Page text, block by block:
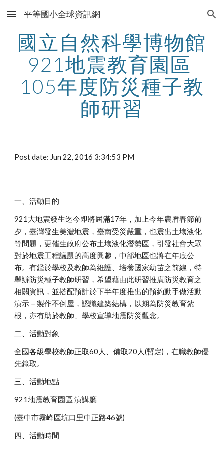
Skip to main content Skip to navigation
平等國小全球資訊網
國立自然科學博物館
921地震教育園區
105年度防災種子教
師研習
Post date: Jun 22, 2016 3:34:53 PM
一、活動目的
921大地震發生迄今即將屆滿17年，加上今年農曆春節前
夕，臺灣發生美濃地震，臺南受災嚴重，也震出土壤液化
等問題，更催生政府公布土壤液化潛勢區，引發社會大眾
對於地震工程議題的高度興趣，中部地區也將在年底公
布。有鑑於學校及教師為維護、培養國家幼苗之前線，特
舉辦防災種子教師研習，希望藉由此研習推廣防災教育之
相關資訊，並搭配預計於下半年度推出的預約動手做活動
演示－製作不倒屋，認識建築結構，以期為防災教育紮
根，亦有助於教師、學校宣導地震防災觀念。
二、活動對象
全國各級學校教師正取60人、備取20人(暫定)，在職教師優
先錄取。
三、活動地點
921地震教育園區 演講廳
(臺中市霧峰區坑口里中正路46號)
四、活動時間